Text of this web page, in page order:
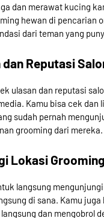
dan merawat kucing
hewan di pencarian
dari teman yang
dan Reputasi
ulasan dan reputasi
Kamu bisa cek dan
sudah pernah
grooming dari mereka.
Lokasi Grooming
langsung
di sana. Kamu juga
dan mengobrol